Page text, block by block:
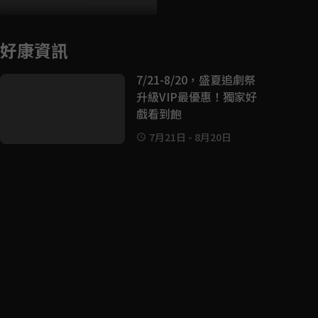
好康資訊
7/21-8/20，盛夏追劇祭
升級VIP最優惠！獨家好
戲看到飽
7月21日 - 8月20日